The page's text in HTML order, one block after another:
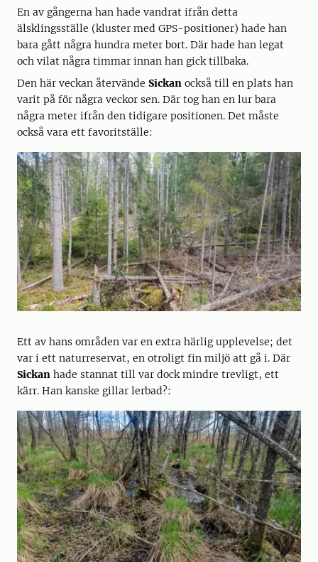
En av gångerna han hade vandrat ifrån detta
älsklingsställe (kluster med GPS-positioner) hade han
bara gått några hundra meter bort. Där hade han legat
och vilat några timmar innan han gick tillbaka.
Den här veckan återvände Sickan också till en plats han
varit på för några veckor sen. Där tog han en lur bara
några meter ifrån den tidigare positionen. Det måste
också vara ett favoritställe:
Ett av hans områden var en extra härlig upplevelse; det
var i ett naturreservat, en otroligt fin miljö att gå i. Där
Sickan hade stannat till var dock mindre trevligt, ett
kärr. Han kanske gillar lerbad?: